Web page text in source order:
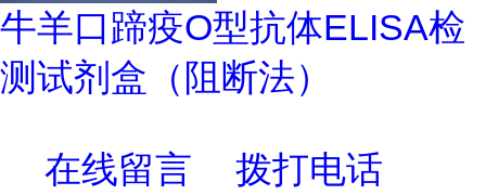
牛羊口蹄疫O型抗体ELISA检
测试剂盒（阻断法）
在线留言 拨打电话